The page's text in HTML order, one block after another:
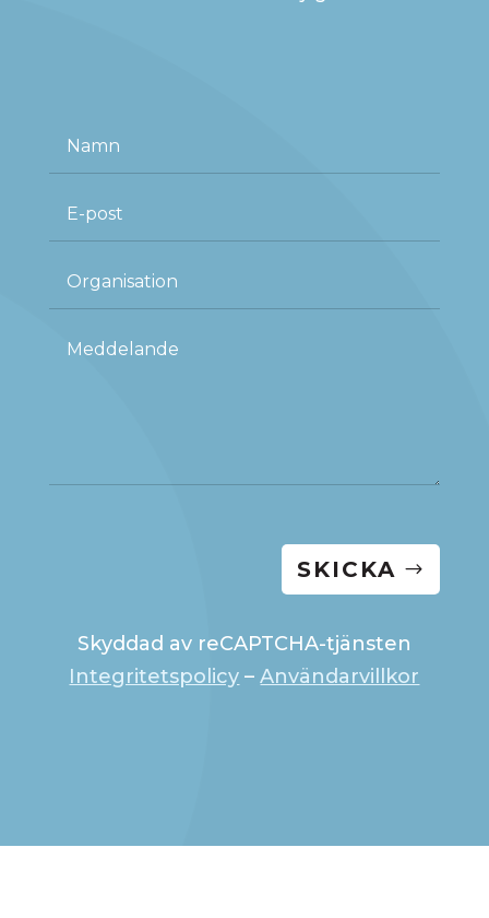
SKICKA
Skyddad av reCAPTCHA-tjänsten
Integritetspolicy –Användarvillkor